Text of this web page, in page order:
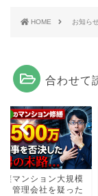
HOME お知ら
合わせて
譲マンション大規模
】管理会社を疑った